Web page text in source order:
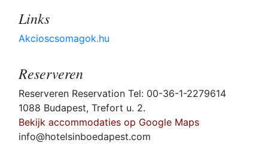
Links
Akcioscsomagok.hu
Reserveren
Reserveren Reservation Tel: 00-36-1-2279614
1088 Budapest, Trefort u. 2.
Bekijk accommodaties op Google Maps
info@hotelsinboedapest.com